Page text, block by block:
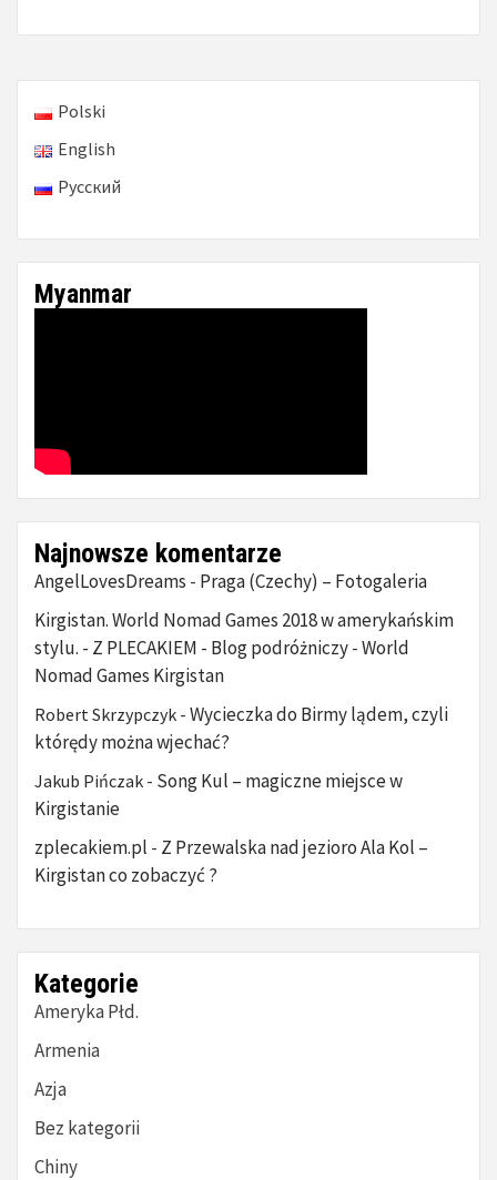
Polski
English
Русский
Myanmar
Najnowsze komentarze
AngelLovesDreams - Praga (Czechy) – Fotogaleria
Kirgistan. World Nomad Games 2018 w amerykańskim
stylu. - Z PLECAKIEM - Blog podróżniczy - World
Nomad Games Kirgistan
Robert Skrzypczyk - Wycieczka do Birmy lądem, czyli
którędy można wjechać?
Jakub Pińczak - Song Kul – magiczne miejsce w
Kirgistanie
zplecakiem.pl - Z Przewalska nad jezioro Ala Kol –
Kirgistan co zobaczyć ?
Kategorie
Ameryka Płd.
Armenia
Azja
Bez kategorii
Chiny